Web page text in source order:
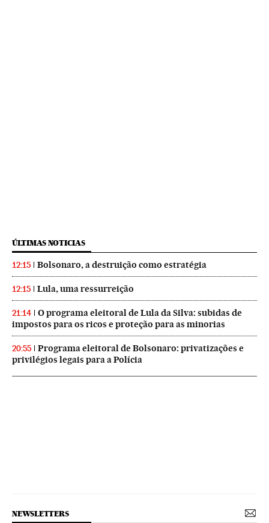
ÚLTIMAS NOTICIAS
12:15 Bolsonaro, a destruição como estratégia
12:15 Lula, uma ressurreição
21:14
O programa eleitoral de Lula da Silva: subidas de
impostos para os ricos e proteção para as minorias
20:55
Programa eleitoral de Bolsonaro: privatizações e
privilégios legais para a Polícia
NEWSLETTERS